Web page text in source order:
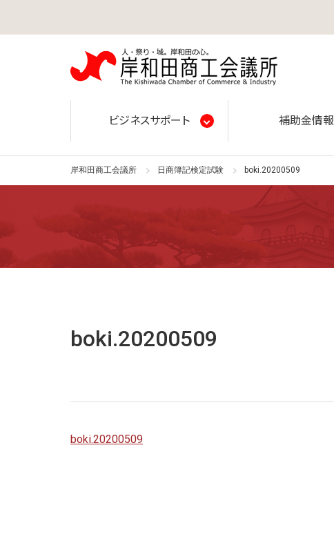
ビジネスサポート 補助金情報
岸和田商工会議所 日商簿記検定試験 boki.20200509
boki.20200509
boki.20200509